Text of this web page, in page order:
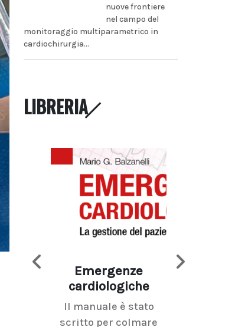
nuove frontiere
nel campo del
monitoraggio multiparametrico in
cardiochirurgia...
LIBRERIA
Emergenze
cardiologiche
Il manuale è stato
scritto per colmare